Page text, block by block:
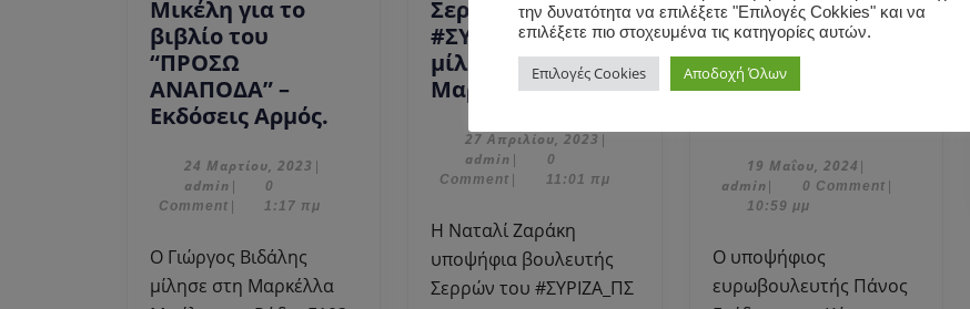
Μικέλη για το
βιβλίο του
“ΠΡΟΣΩ
ΑΝΑΠΟΔΑ” –
Εκδόσεις Αρμός.
Μαρκέλλα
για
24 Μαρτίου, 2023 24
2023
|
admin admin
|
0
Comment | 1:17 πμ
Ο Γιώργος Βιδάλης
μίλησε στη Μαρκέλλα
Σερρών του
#ΣΥΡΙΖΑ_ΠΣ
μίλησε στη
Μαρκέλλα ΜικέληΗ
Ζαράκη
υποψήφια
βουλευτής
#ΣΥΡΙΖΑ_ΠΣ
27 Απριλίου, 202327
2023
|
admin admin
|
0
Comment | 11:01 πμ
Η Ναταλί Ζαράκη
υποψήφια βουλευτής
Σερρών του #ΣΥΡΙΖΑ_ΠΣ
το Κόσμος –
Kosmos μίλησε
στη Μαρκέλλα
Μικέλη-Ράδιο
υποψήφιος
ευρωβουλευτής
Πάνος
Γρέδης
με
το
Κόσμος
19 Μαΐου, 2024 19
Μαΐου,
|
adminadmin
| 0 Comment |
10:59 μμ
Ο υποψήφιος
ευρωβουλευτής Πάνος
την δυνατότητα να επιλέξετε "Επιλογές Cokkies" και να
επιλέξετε πιο στοχευμένα τις κατηγορίες αυτών.
Επιλογές Cookies Αποδοχή Όλων